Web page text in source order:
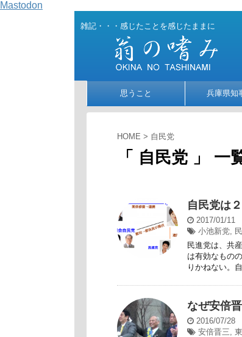
Mastodon
雑記・・・感じたことを感じたままに
思うこと 兵庫県知
HOME > 自民党
「 自民党 」 一
自民党は
2017/01/11
小池新党,
民進党は、共
は有効なもの
りかねない。
なぜ安倍
2016/07/28
安倍晋三,